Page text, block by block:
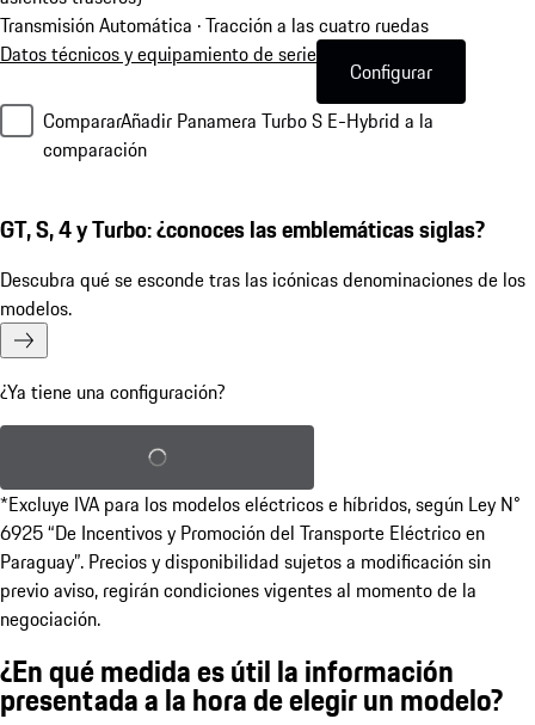
Transmisión Automática · Tracción a las cuatro ruedas
Datos técnicos y equipamiento de serie
Configurar
CompararAñadir Panamera Turbo S E-Hybrid a la
comparación
GT, S, 4 y Turbo: ¿conoces las emblemáticas siglas?
Descubra qué se esconde tras las icónicas denominaciones de los
modelos.
¿Ya tiene una configuración?
Cargar configuración guardada
*Excluye IVA para los modelos eléctricos e híbridos, según Ley N°
6925 “De Incentivos y Promoción del Transporte Eléctrico en
Paraguay”. Precios y disponibilidad sujetos a modificación sin
previo aviso, regirán condiciones vigentes al momento de la
negociación.
¿En qué medida es útil la información
presentada a la hora de elegir un modelo?